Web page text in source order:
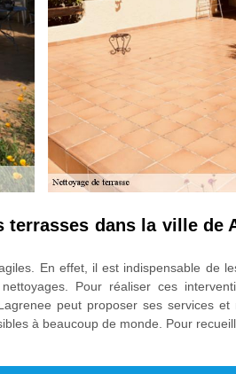
terrasses dans la ville de
En effet, il est indispensable de
Pour réaliser ces
peut proposer ses services
à beaucoup de monde. Pour